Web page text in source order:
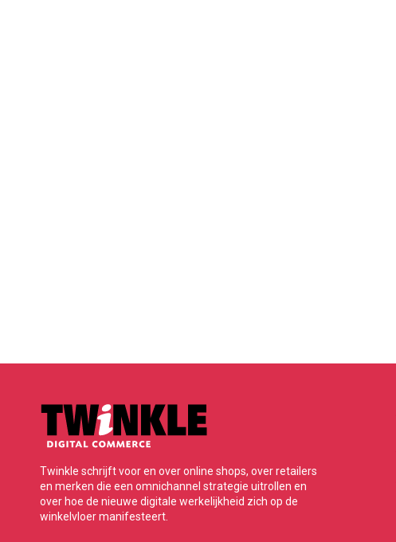
Twinkle schrijft voor en over online shops, over retailers
en merken die een omnichannel strategie uitrollen en
over hoe de nieuwe digitale werkelijkheid zich op de
winkelvloer manifesteert.